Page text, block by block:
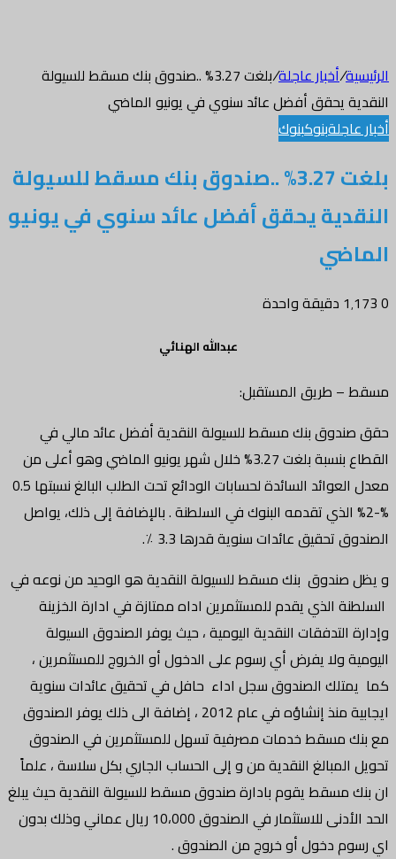
الرئيسية/أخبار عاجلة/
بلغت 3.27% ..صندوق بنك مسقط للسيولة
النقدية يحقق أفضل عائد سنوي في يونيو الماضي
أخبار عاجلةبنوكبنوك
بلغت 3.27% ..صندوق بنك مسقط للسيولة
النقدية يحقق أفضل عائد سنوي في يونيو
الماضي
0 دقيقة واحدة
عبدالله الهنائي
مسقط – طريق المستقبل:
حقق صندوق بنك مسقط للسيولة النقدية أفضل عائد مالي في
القطاع بنسبة بلغت 3.27% خلال شهر يونيو الماضي وهو أعلى من
معدل العوائد السائدة لحسابات الودائع تحت الطلب البالغ نسبتها 0.5
%-2% الذي تقدمه البنوك في السلطنة . بالإضافة إلى ذلك، يواصل
الصندوق تحقيق عائدات سنوية قدرها 3.3 ٪.
و يظل صندوق بنك مسقط للسيولة النقدية هو الوحيد من نوعه في
السلطنة الذي يقدم للمستثمرين اداه ممتازة في ادارة الخزينة
وإدارة التدفقات النقدية اليومية ، حيث يوفر الصندوق السيولة
اليومية ولا يفرض أي رسوم على الدخول أو الخروج للمستثمرين ،
كما يمتلك الصندوق سجل اداء حافل في تحقيق عائدات سنوية
ايجابية منذ إنشاؤه في عام 2012 ، إضافة الى ذلك يوفر الصندوق
مع بنك مسقط خدمات مصرفية تسهل للمستثمرين في الصندوق
تحويل المبالغ النقدية من و إلى الحساب الجاري بكل سلاسة ، علماً
ان بنك مسقط يقوم بادارة صندوق مسقط للسيولة النقدية حيث يبلغ
الحد الأدنى للاستثمار في الصندوق 10،000 ريال عماني وذلك بدون
اي رسوم دخول أو خروج من الصندوق .